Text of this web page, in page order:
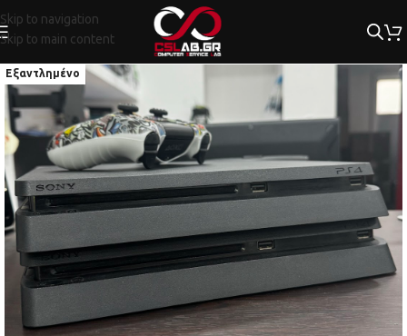
Skip to navigation
Skip to main content
Εξαντλημένο